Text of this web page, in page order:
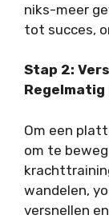
niks-meer
tot succes,
Stap 2:
Regelmatig
Om een
om te
wandelen,
versnellen